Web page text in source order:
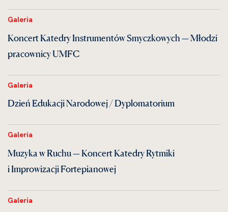
Galeria
Koncert Katedry Instrumentów Smyczkowych — Młodzi
pracownicy UMFC
Galeria
Dzień Edukacji Narodowej / Dyplomatorium
Galeria
Muzyka w Ruchu — Koncert Katedry Rytmiki
i Improwizacji Fortepianowej
Galeria